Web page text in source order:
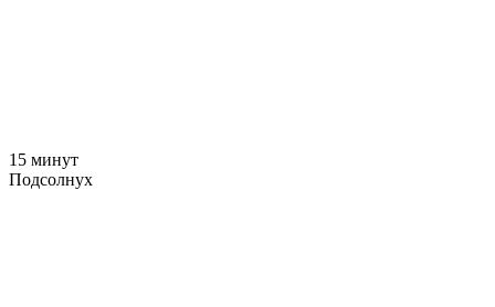
15 минут
Подсолнух